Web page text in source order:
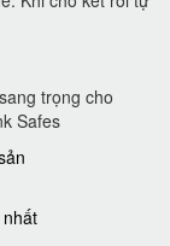
trọng cho
Safes